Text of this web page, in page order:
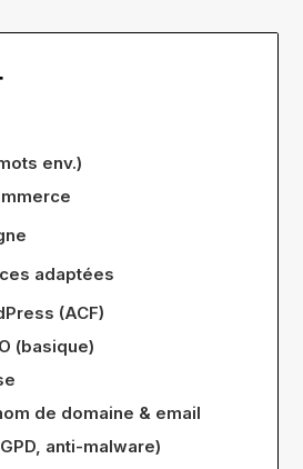
env.)
adaptées
(ACF)
(basique)
de domaine & email
anti-malware)